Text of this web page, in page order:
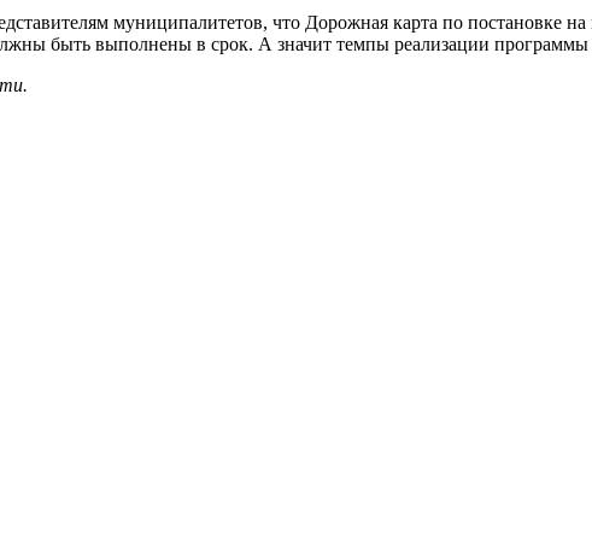
муниципалитетов, что Дорожная карта по постановке
быть выполнены в срок. А значит темпы реализации программы